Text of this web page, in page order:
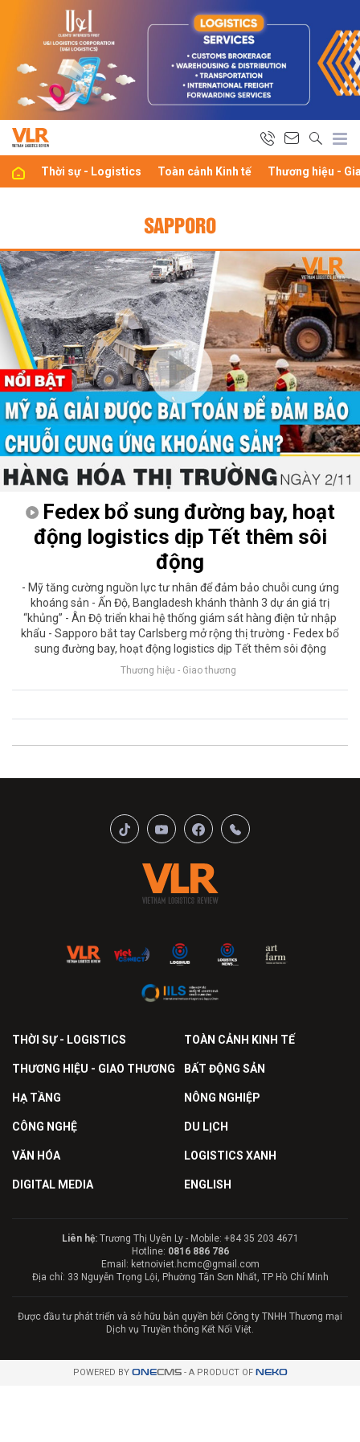
Thời sự - Logistics Toàn cảnh Kinh tế Thương hiệu -
SAPPORO
Fedex bổ sung đường bay, hoạt
động logistics dịp Tết thêm sôi
động
- Mỹ tăng cường nguồn lực tư nhân để đảm bảo chuỗi cung ứng
khoáng sản - Ấn Độ, Bangladesh khánh thành 3 dự án giá trị
“khủng” - Ân Độ triển khai hệ thống giám sát hàng điện tử nhập
khẩu - Sapporo bắt tay Carlsberg mở rộng thị trường - Fedex bổ
sung đường bay, hoạt động logistics dịp Tết thêm sôi động
Thương hiệu - Giao thương
THỜI SỰ - LOGISTICS TOÀN CẢNH KINH TẾ
THƯƠNG HIỆU - GIAO THƯƠNG BẤT ĐỘNG SẢN
HẠ TẦNG NÔNG NGHIỆP
CÔNG NGHỆ DU LỊCH
VĂN HÓA LOGISTICS XANH
DIGITAL MEDIA ENGLISH
Liên hệ:Trương Thị Uyên Ly - Mobile: +84 35 203 4671
Hotline: 0816 886 786
Email: ketnoiviet.hcmc@gmail.com
Địa chỉ: 33 Nguyễn Trọng Lội, Phường Tân Sơn Nhất, TP Hồ Chí Minh
Được đầu tư phát triển và sở hữu bản quyền bởi Công ty TNHH Thương mại
Dịch vụ Truyền thông Kết Nối Việt.
POWERED BY ONECMS- A PRODUCT OF NEKO